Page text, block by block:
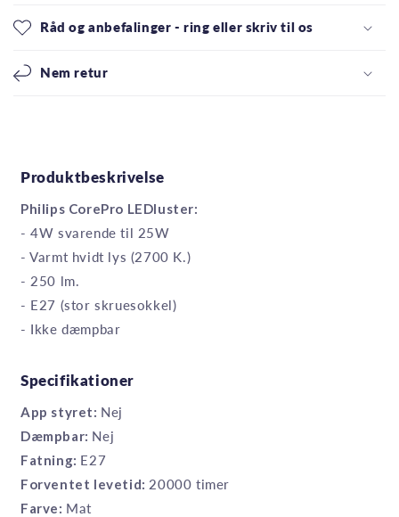
Råd og anbefalinger - ring eller skriv til os
Nem retur
Produktbeskrivelse
Philips CorePro LEDluster:
- 4W svarende til 25W
- Varmt hvidt lys (2700 K.)
- 250 lm.
- E27 (stor skruesokkel)
- Ikke dæmpbar
Specifikationer
App styret: Nej
Dæmpbar: Nej
Fatning: E27
Forventet levetid: 20000 timer
Farve: Mat